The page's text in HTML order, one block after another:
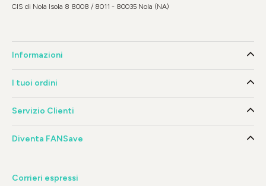
CIS di Nola Isola 8 8008 / 8011 - 80035 Nola (NA)
Informazioni
I tuoi ordini
Servizio Clienti
Diventa FANSave
Corrieri espressi